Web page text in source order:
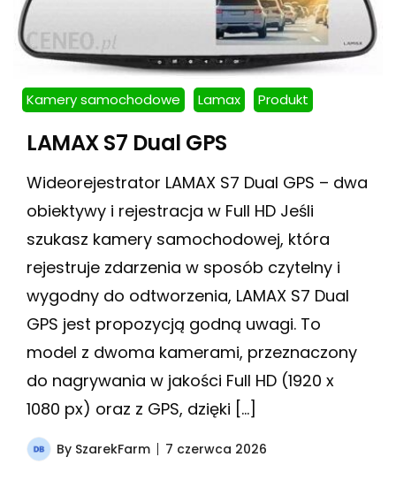
Kamery samochodowe Lamax Produkt
LAMAX S7 Dual GPS
Wideorejestrator LAMAX S7 Dual GPS – dwa
obiektywy i rejestracja w Full HD Jeśli
szukasz kamery samochodowej, która
rejestruje zdarzenia w sposób czytelny i
wygodny do odtworzenia, LAMAX S7 Dual
GPS jest propozycją godną uwagi. To
model z dwoma kamerami, przeznaczony
do nagrywania w jakości Full HD (1920 x
1080 px) oraz z GPS, dzięki […]
By SzarekFarm 7 czerwca 2026